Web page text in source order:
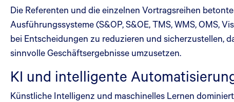
Die Referenten und die einzelnen Vortragsreihen
Ausführungssysteme (S&OP, S&OE, TMS, WMS, OMS,
bei Entscheidungen zu reduzieren und sicherzustellen,
sinnvolle Geschäftsergebnisse umzusetzen.
KI und intelligente
Künstliche Intelligenz und maschinelles Lernen